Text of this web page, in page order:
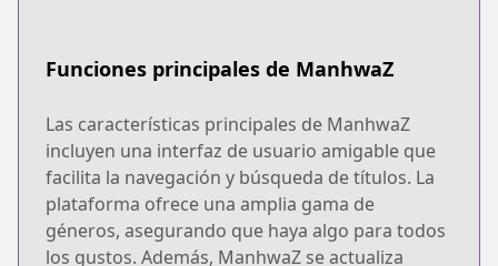
Funciones principales de ManhwaZ
Las características principales de ManhwaZ
incluyen una interfaz de usuario amigable que
facilita la navegación y búsqueda de títulos. La
plataforma ofrece una amplia gama de
géneros, asegurando que haya algo para todos
los gustos. Además, ManhwaZ se actualiza